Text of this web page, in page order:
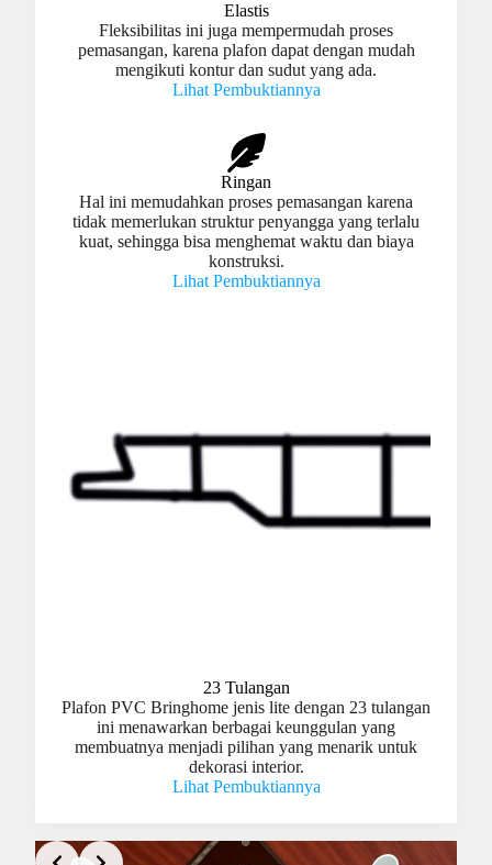
Elastis
Fleksibilitas ini juga mempermudah proses
pemasangan, karena plafon dapat dengan mudah
mengikuti kontur dan sudut yang ada.
Lihat Pembuktiannya
Ringan
Hal ini memudahkan proses pemasangan karena
tidak memerlukan struktur penyangga yang terlalu
kuat, sehingga bisa menghemat waktu dan biaya
konstruksi.
Lihat Pembuktiannya
23 Tulangan
Plafon PVC Bringhome jenis lite dengan 23 tulangan
ini menawarkan berbagai keunggulan yang
membuatnya menjadi pilihan yang menarik untuk
dekorasi interior.
Lihat Pembuktiannya
Slide 2 of 3